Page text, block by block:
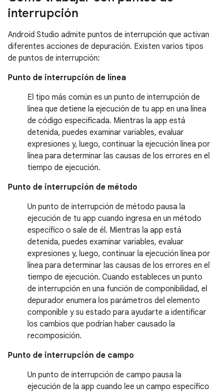
interrupción
Android Studio admite puntos de interrupción que activan
diferentes acciones de depuración. Existen varios tipos
de puntos de interrupción:
Punto de interrupción de línea
El tipo más común es un punto de interrupción de
línea que detiene la ejecución de tu app en una línea
de código especificada. Mientras la app está
detenida, puedes examinar variables, evaluar
expresiones y, luego, continuar la ejecución línea por
línea para determinar las causas de los errores en el
tiempo de ejecución.
Punto de interrupción de método
Un punto de interrupción de método pausa la
ejecución de tu app cuando ingresa en un método
específico o sale de él. Mientras la app está
detenida, puedes examinar variables, evaluar
expresiones y, luego, continuar la ejecución línea por
línea para determinar las causas de los errores en el
tiempo de ejecución. Cuando estableces un punto
de interrupción en una función de componibilidad, el
depurador enumera los parámetros del elemento
componible y su estado para ayudarte a identificar
los cambios que podrían haber causado la
recomposición.
Punto de interrupción de campo
Un punto de interrupción de campo pausa la
ejecución de la app cuando lee un campo específico